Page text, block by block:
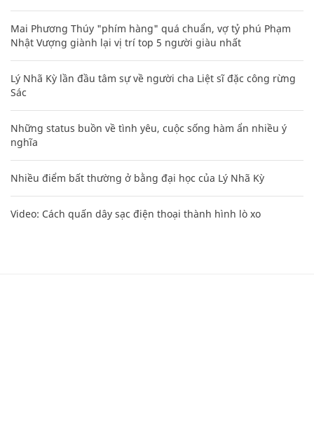
Mai Phương Thúy "phím hàng" quá chuẩn, vợ tỷ phú Phạm
Nhật Vượng giành lại vị trí top 5 người giàu nhất
Lý Nhã Kỳ lần đầu tâm sự về người cha Liệt sĩ đặc công rừng
Sác
Những status buồn về tình yêu, cuộc sống hàm ẩn nhiều ý
nghĩa
Nhiều điểm bất thường ở bằng đại học của Lý Nhã Kỳ
Video: Cách quấn dây sạc điện thoại thành hình lò xo